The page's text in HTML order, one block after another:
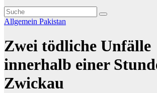
Allgemein Pakistan
Zwei tödliche Unfälle
innerhalb einer
Zwickau